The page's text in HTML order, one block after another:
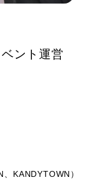
ント運営
KANDYTOWN）